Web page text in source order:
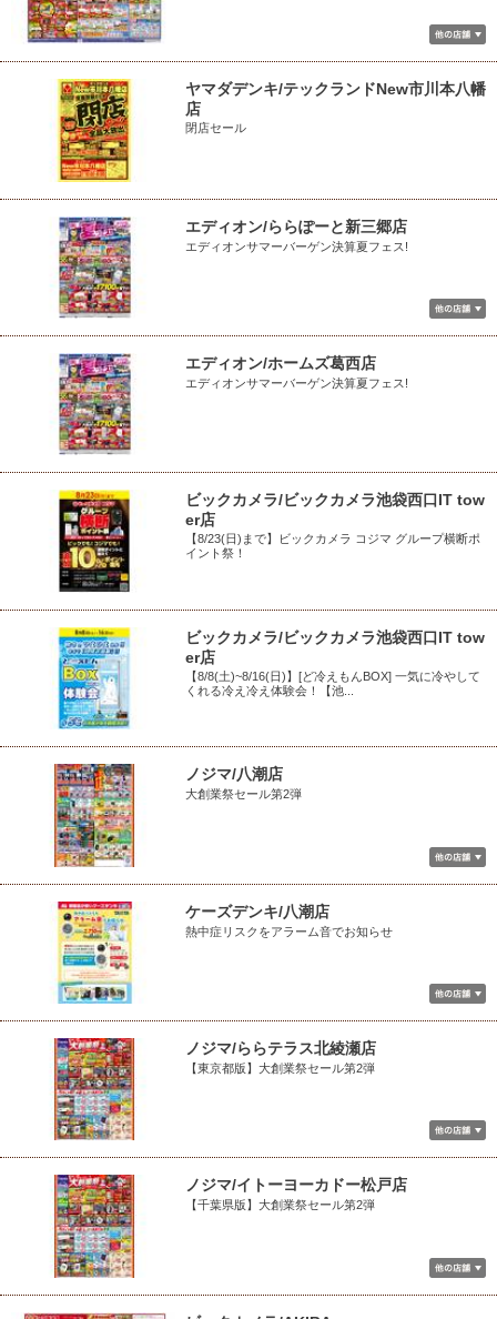
ヤマダデンキ/テックランドNew市川本八幡
店
閉店セール
エディオン/ららぽーと新三郷店
エディオンサマーバーゲン決算夏フェス!
エディオン/ホームズ葛西店
エディオンサマーバーゲン決算夏フェス!
ビックカメラ/ビックカメラ池袋西口IT tow
er店
【8/23(日)まで】ビックカメラ コジマ グループ横断ポ
イント祭！
ビックカメラ/ビックカメラ池袋西口IT tow
er店
【8/8(土)~8/16(日)】[ど冷えもんBOX] 一気に冷やして
くれる冷え冷え体験会！【池...
ノジマ/八潮店
大創業祭セール第2弾
ケーズデンキ/八潮店
熱中症リスクをアラーム音でお知らせ
ノジマ/ららテラス北綾瀬店
【東京都版】大創業祭セール第2弾
ノジマ/イトーヨーカドー松戸店
【千葉県版】大創業祭セール第2弾